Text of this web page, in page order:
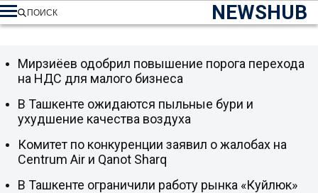
NEWSHUB
ПОИСК
Мирзиёев одобрил повышение порога перехода
на НДС для малого бизнеса
В Ташкенте ожидаются пыльные бури и
ухудшение качества воздуха
Комитет по конкуренции заявил о жалобах на
Centrum Air и Qanot Sharq
В Ташкенте ограничили работу рынка «Куйлюк»